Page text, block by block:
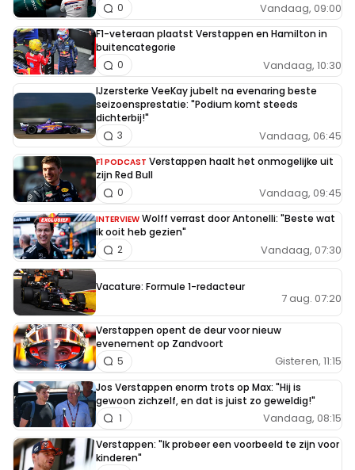
Vandaag, 09:00
0
F1-veteraan plaatst Verstappen en Hamilton in
buitencategorie
Vandaag, 10:30
0
IJzersterke VeeKay jubelt na evenaring beste
seizoensprestatie: "Podium komt steeds
dichterbij!"
Vandaag, 06:45
3
F1 PODCAST Verstappen haalt het onmogelijke uit
zijn Red Bull
Vandaag, 09:45
0
INTERVIEW Wolff verrast door Antonelli: "Beste wat
ik ooit heb gezien"
Vandaag, 07:30
2
Vacature: Formule 1-redacteur
7 aug. 07:20
Verstappen opent de deur voor nieuw
evenement op Zandvoort
Gisteren, 11:15
5
Jos Verstappen enorm trots op Max: "Hij is
gewoon zichzelf, en dat is juist zo geweldig!"
Vandaag, 08:15
1
Verstappen: "Ik probeer een voorbeeld te zijn voor
kinderen"